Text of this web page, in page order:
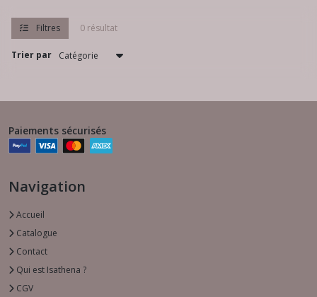
Filtres 0 résultat
Trier par
Paiements sécurisés
Navigation
Accueil
Catalogue
Contact
Qui est Isathena ?
CGV